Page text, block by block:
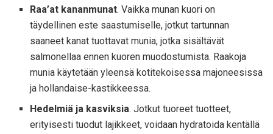
Raa’at kananmunat. Vaikka munan kuori on
täydellinen este saastumiselle, jotkut tartunnan
saaneet kanat tuottavat munia, jotka sisältävät
salmonellaa ennen kuoren muodostumista. Raakoja
munia käytetään yleensä kotitekoisessa majoneesissa
ja hollandaise-kastikkeessa.
Hedelmiä ja kasviksia. Jotkut tuoreet tuotteet,
erityisesti tuodut lajikkeet, voidaan hydratoida kentällä